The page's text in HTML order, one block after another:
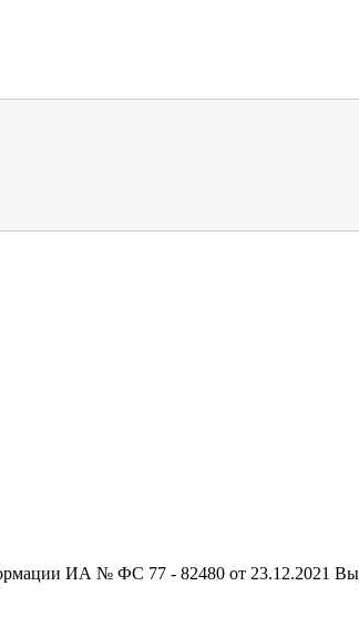
ИА № ФС 77 - 82480 от 23.12.2021